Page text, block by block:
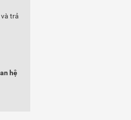
trả
hệ